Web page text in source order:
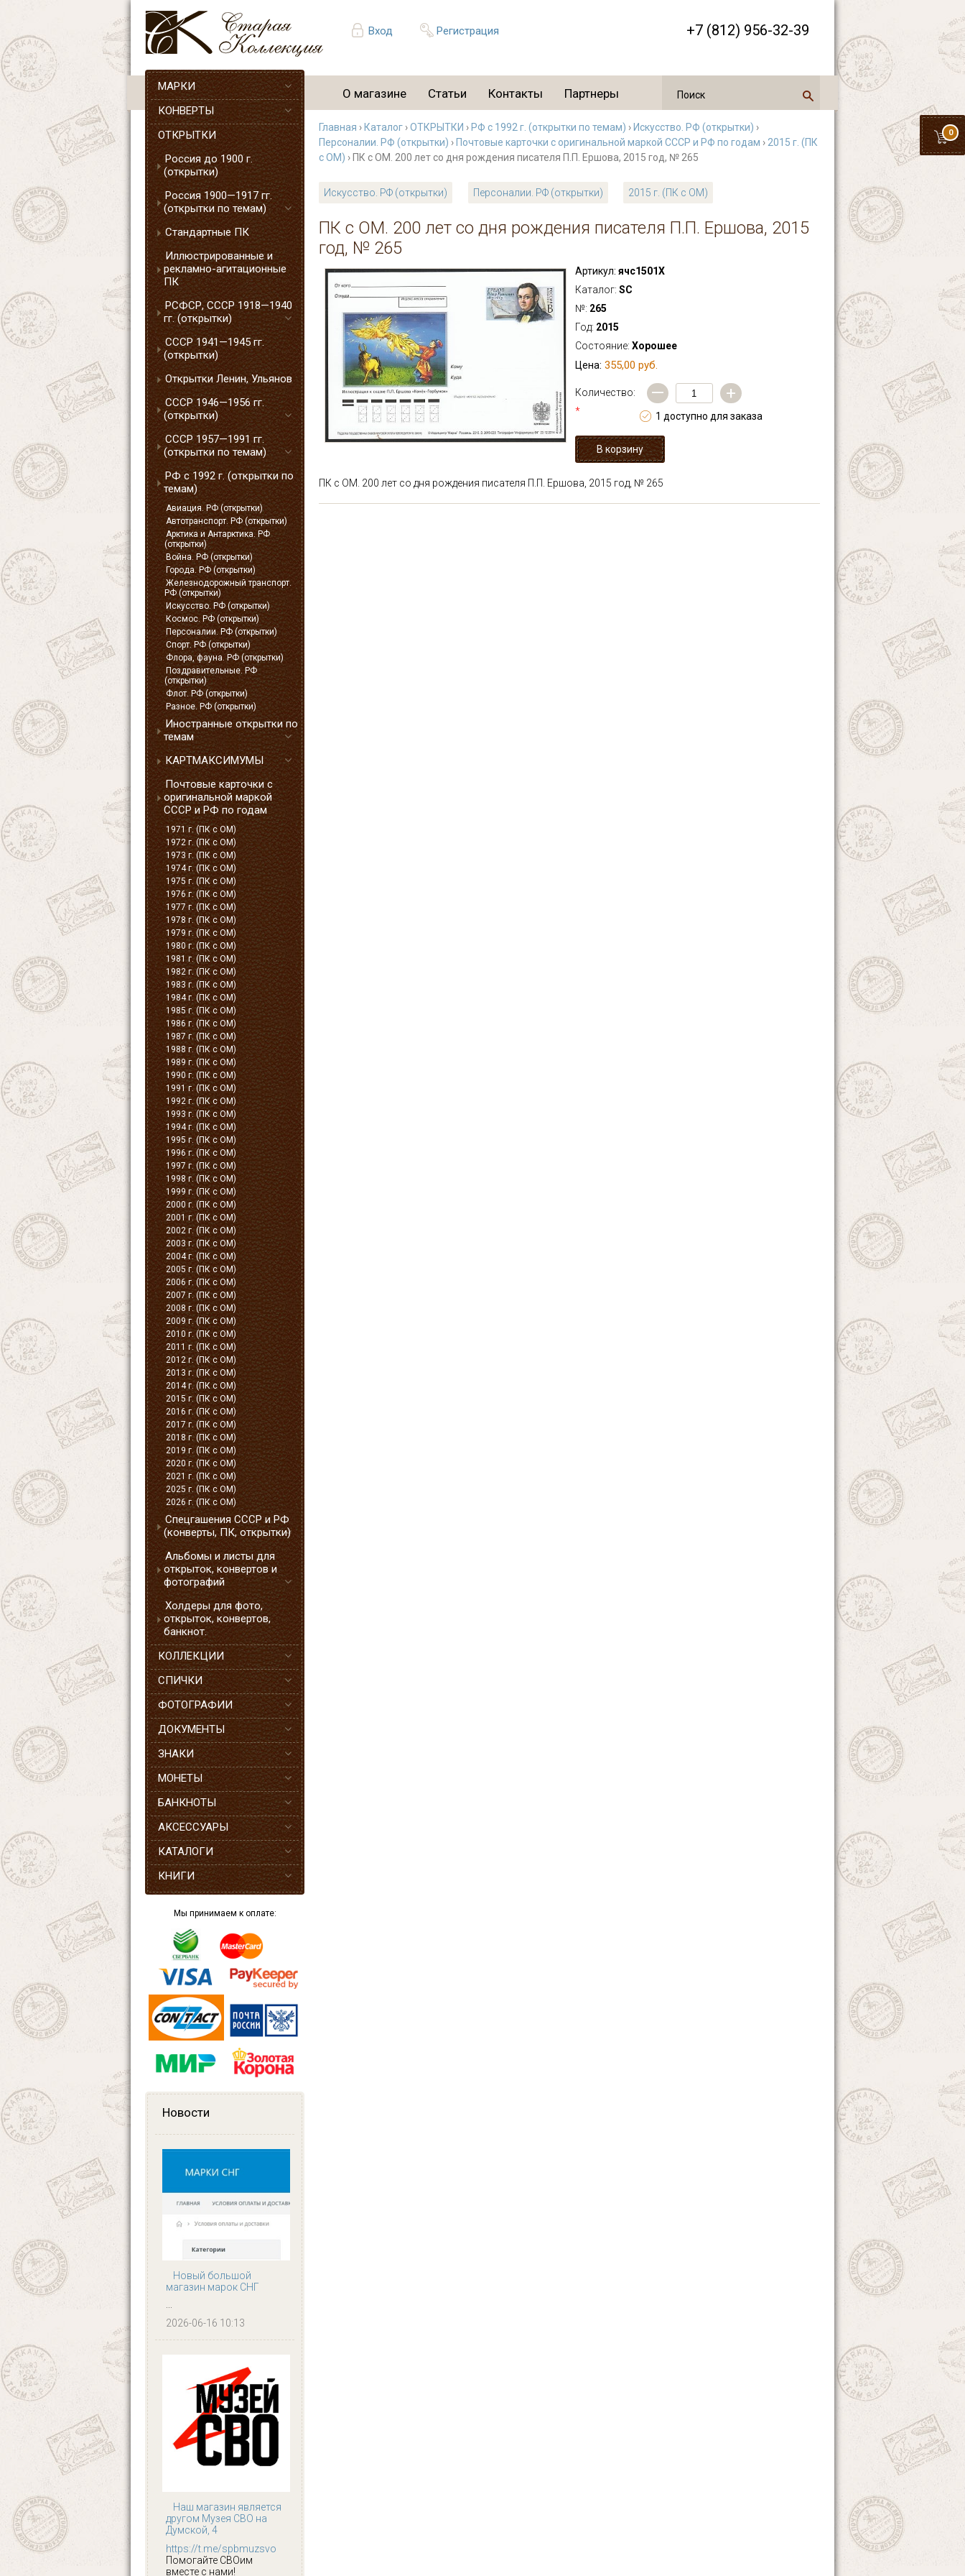
Вход Регистрация +7 (812) 956-32-39
0
О магазине Статьи Контакты Партнеры
МАРКИ
КОНВЕРТЫ
ОТКРЫТКИ
Россия до 1900 г.
(открытки)
Россия 1900—1917 гг.
(открытки по темам)
Стандартные ПК
Иллюстрированные и
рекламно-агитационные
ПК
РСФСР, СССР 1918—1940
гг. (открытки)
СССР 1941—1945 гг.
(открытки)
Открытки Ленин, Ульянов
СССР 1946—1956 гг.
(открытки)
СССР 1957—1991 гг.
(открытки по темам)
РФ с 1992 г. (открытки по
темам)
Авиация. РФ (открытки)
Автотранспорт. РФ (открытки)
Арктика и Антарктика. РФ
(открытки)
Война. РФ (открытки)
Города. РФ (открытки)
Железнодорожный транспорт.
РФ (открытки)
Искусство. РФ (открытки)
Космос. РФ (открытки)
Персоналии. РФ (открытки)
Спорт. РФ (открытки)
Флора, фауна. РФ (открытки)
Поздравительные. РФ
(открытки)
Флот. РФ (открытки)
Разное. РФ (открытки)
Иностранные открытки по
темам
КАРТМАКСИМУМЫ
Почтовые карточки с
оригинальной маркой
СССР и РФ по годам
1971 г. (ПК с ОМ)
1972 г. (ПК с ОМ)
1973 г. (ПК с ОМ)
1974 г. (ПК с ОМ)
1975 г. (ПК с ОМ)
1976 г. (ПК с ОМ)
1977 г. (ПК с ОМ)
1978 г. (ПК с ОМ)
1979 г. (ПК с ОМ)
1980 г. (ПК с ОМ)
1981 г. (ПК с ОМ)
1982 г. (ПК с ОМ)
1983 г. (ПК с ОМ)
1984 г. (ПК с ОМ)
1985 г. (ПК с ОМ)
1986 г. (ПК с ОМ)
1987 г. (ПК с ОМ)
1988 г. (ПК с ОМ)
1989 г. (ПК с ОМ)
1990 г. (ПК с ОМ)
1991 г. (ПК с ОМ)
1992 г. (ПК с ОМ)
1993 г. (ПК с ОМ)
1994 г. (ПК с ОМ)
1995 г. (ПК с ОМ)
1996 г. (ПК с ОМ)
1997 г. (ПК с ОМ)
1998 г. (ПК с ОМ)
1999 г. (ПК с ОМ)
2000 г. (ПК с ОМ)
2001 г. (ПК с ОМ)
2002 г. (ПК с ОМ)
2003 г. (ПК с ОМ)
2004 г. (ПК с ОМ)
2005 г. (ПК с ОМ)
2006 г. (ПК с ОМ)
2007 г. (ПК с ОМ)
2008 г. (ПК с ОМ)
2009 г. (ПК с ОМ)
2010 г. (ПК с ОМ)
2011 г. (ПК с ОМ)
2012 г. (ПК с ОМ)
2013 г. (ПК с ОМ)
2014 г. (ПК с ОМ)
2015 г. (ПК с ОМ)
2016 г. (ПК с ОМ)
2017 г. (ПК с ОМ)
2018 г. (ПК с ОМ)
2019 г. (ПК с ОМ)
2020 г. (ПК с ОМ)
2021 г. (ПК с ОМ)
2025 г. (ПК с ОМ)
2026 г. (ПК с ОМ)
Спецгашения СССР и РФ
(конверты, ПК, открытки)
Альбомы и листы для
открыток, конвертов и
фотографий
Холдеры для фото,
открыток, конвертов,
банкнот.
КОЛЛЕКЦИИ
СПИЧКИ
ФОТОГРАФИИ
ДОКУМЕНТЫ
ЗНАКИ
МОНЕТЫ
БАНКНОТЫ
АКСЕССУАРЫ
КАТАЛОГИ
КНИГИ
Мы принимаем к оплате:
Новости
Новый большой
магазин марок СНГ
...
2026-06-16 10:13
Наш магазин является
другом Музея СВО на
Думской, 4
https://t.me/spbmuzsvo
Помогайте СВОим
вместе с нами!
Главная › Каталог ›ОТКРЫТКИ › РФ с 1992 г. (открытки по темам) › Искусство. РФ (открытки) ›
Персоналии. РФ (открытки) › Почтовые карточки с оригинальной маркой СССР и РФ по годам › 2015 г. (ПК
с ОМ) › ПК с ОМ. 200 лет со дня рождения писателя П.П. Ершова, 2015 год, № 265
Искусство. РФ (открытки) Персоналии. РФ (открытки) 2015 г. (ПК с ОМ)
ПК с ОМ. 200 лет со дня рождения писателя П.П. Ершова, 2015
год, № 265
Артикул: ячс1501Х
Каталог: SC
№: 265
Год: 2015
Состояние: Хорошее
Цена: 355,00 руб.
Количество:
*
— +
1 доступно для заказа
ПК с ОМ. 200 лет со дня рождения писателя П.П. Ершова, 2015 год, № 265